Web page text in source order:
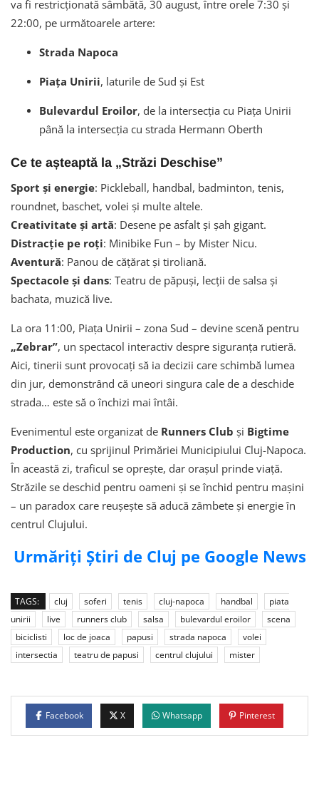
va fi restricționată sâmbătă, 30 august, între orele 7:30 și
22:00, pe următoarele artere:
Strada Napoca
Piața Unirii, laturile de Sud și Est
Bulevardul Eroilor, de la intersecția cu Piața Unirii
până la intersecția cu strada Hermann Oberth
Ce te așteaptă la „Străzi Deschise”
Sport și energie: Pickleball, handbal, badminton, tenis,
roundnet, baschet, volei și multe altele.
Creativitate și artă: Desene pe asfalt și șah gigant.
Distracție pe roți: Minibike Fun – by Mister Nicu.
Aventură: Panou de cățărat și tiroliană.
Spectacole și dans: Teatru de păpuși, lecții de salsa și
bachata, muzică live.
La ora 11:00, Piața Unirii – zona Sud – devine scenă pentru
„Zebrar”, un spectacol interactiv despre siguranța rutieră.
Aici, tinerii sunt provocați să ia decizii care schimbă lumea
din jur, demonstrând că uneori singura cale de a deschide
strada… este să o închizi mai întâi.
Evenimentul este organizat de Runners Club și Bigtime
Production, cu sprijinul Primăriei Municipiului Cluj-Napoca.
În această zi, traficul se oprește, dar orașul prinde viață.
Străzile se deschid pentru oameni și se închid pentru mașini
– un paradox care reușește să aducă zâmbete și energie în
centrul Clujului.
Urmăriți Știri de Cluj pe Google News
TAGS: cluj soferi tenis cluj-napoca handbal
piata
unirii
live runners club salsa bulevardul eroilor
scena
biciclisti
loc de joaca papusi strada napoca
volei
intersectia
teatru de papusi centrul clujului mister
Facebook X Whatsapp Pinterest